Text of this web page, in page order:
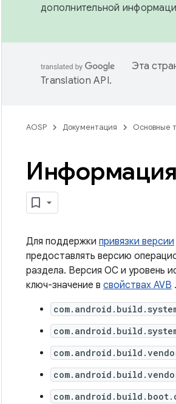
дополнительной
Эта
Translation API.
AOSP Документация Основные
Информация
Для поддержки привязки версии
предоставлять версию
раздела. Версия ОС и уровень
ключ-значение в свойствах AVB